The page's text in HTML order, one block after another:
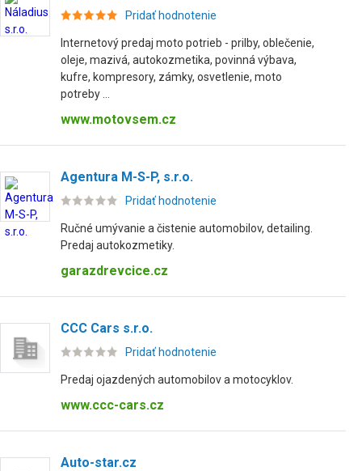
Pridať hodnotenie
Internetový predaj moto potrieb - prilby, oblečenie,
oleje, mazivá, autokozmetika, povinná výbava,
kufre, kompresory, zámky, osvetlenie, moto
potreby ...
www.motovsem.cz
Agentura M-S-P, s.r.o.
Pridať hodnotenie
Ručné umývanie a čistenie automobilov, detailing.
Predaj autokozmetiky.
garazdrevcice.cz
CCC Cars s.r.o.
Pridať hodnotenie
Predaj ojazdených automobilov a motocyklov.
www.ccc-cars.cz
Auto-star.cz